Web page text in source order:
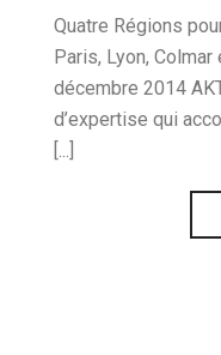
Quatre Régions
Paris, Lyon,
décembre 2014
d’expertise qui
[...]